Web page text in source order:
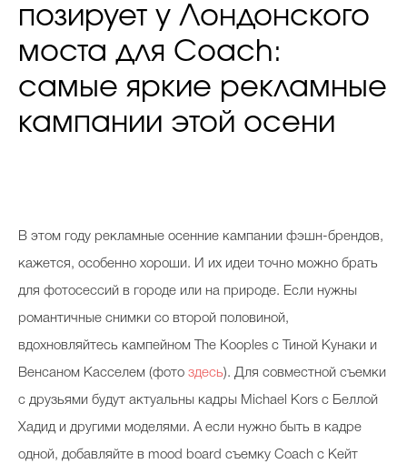
позирует у Лондонского
моста для Coach:
самые яркие рекламные
кампании этой осени
В этом году рекламные осенние кампании фэшн-брендов,
кажется, особенно хороши. И их идеи точно можно брать
для фотосессий в городе или на природе. Если нужны
романтичные снимки со второй половиной,
вдохновляйтесь кампейном The Kooples с Тиной Кунаки и
Венсаном Касселем (фото здесь). Для совместной съемки
с друзьями будут актуальны кадры Michael Kors с Беллой
Хадид и другими моделями. А если нужно быть в кадре
одной, добавляйте в mood board съемку Coach с Кейт